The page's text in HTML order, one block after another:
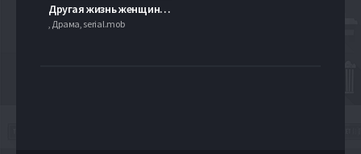
Другая жизнь женщины (2013)
, Драма, serial.mob